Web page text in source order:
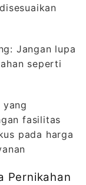
Jangan lupa
seperti
fasilitas
pada harga
Pernikahan